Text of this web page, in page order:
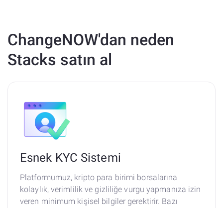
ChangeNOW'dan neden
Stacks satın al
Esnek KYC Sistemi
Platformumuz, kripto para birimi borsalarına
kolaylık, verimlilik ve gizliliğe vurgu yapmanıza izin
veren minimum kişisel bilgiler gerektirir. Bazı